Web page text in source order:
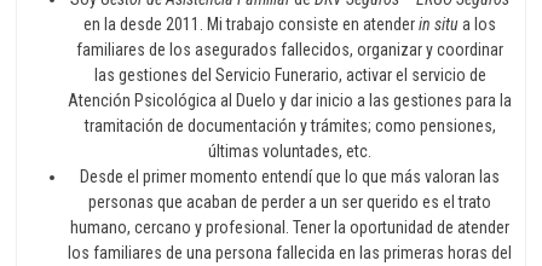
en la desde 2011. Mi trabajo consiste en atenderin situa los
familiares de los asegurados fallecidos, organizar y coordinar
las gestiones del Servicio Funerario, activar el servicio de
Atención Psicológica al Duelo y dar inicio a las gestiones para la
tramitación de documentación y trámites; como pensiones,
últimas voluntades, etc.
Desde el primer momento entendí que lo que más valoran las
personas que acaban de perder a un ser querido es el trato
humano, cercano y profesional. Tener la oportunidad de atender
los familiares de una persona fallecida en las primeras horas del